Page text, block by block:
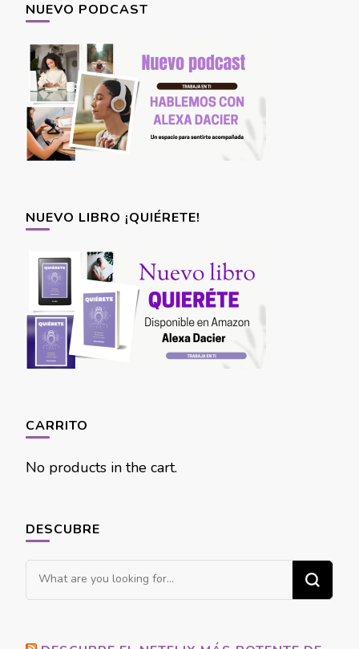
NUEVO PODCAST
NUEVO LIBRO ¡QUIÉRETE!
CARRITO
No products in the cart.
DESCUBRE
Looking
for